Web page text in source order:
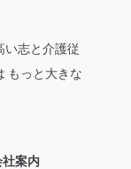
い志と介護従
もっと大きな
社案内